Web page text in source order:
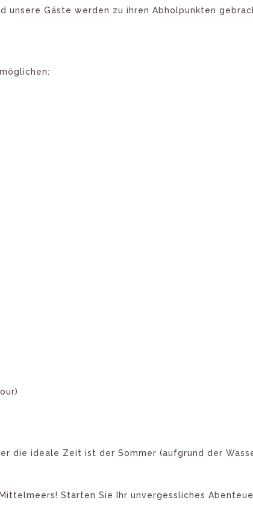
unsere Gäste werden zu ihren Abholpunkten
die ideale Zeit ist der Sommer (aufgrund der
Starten Sie Ihr unvergessliches